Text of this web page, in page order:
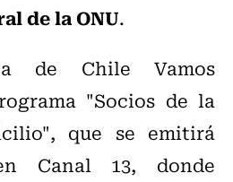
de la ONU.
de Chile Vamos
"Socios de la
que se emitirá
Canal 13, donde